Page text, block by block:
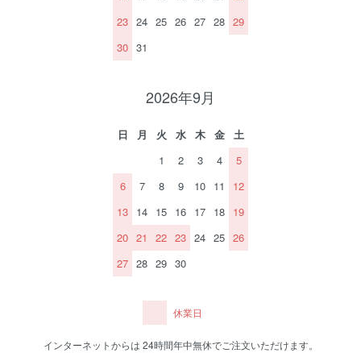
23 24 25 26 27 28 29
30 31
2026年9月
日 月 火 水 木 金
土
1
2 3 4
5
6
7 8 9 10 11
12
13 14 15 16 17 18 19
20 21 22 23 24 25 26
27 28 29 30
休業日
インターネットからは 24時間年中無休でご注文いただけます。